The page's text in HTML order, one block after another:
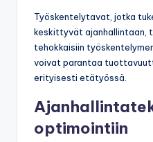
Työskentelytavat, jotka
keskittyvät ajanhallintaan,
tehokkaisiin
voivat parantaa
erityisesti etätyössä.
optimointiin